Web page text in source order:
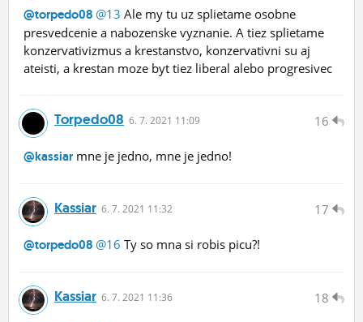
@torpedo08 @13 Ale my tu uz splietame osobne
presvedcenie a nabozenske vyznanie. A tiez splietame
konzervativizmus a krestanstvo, konzervativni su aj
ateisti, a krestan moze byt tiez liberal alebo progresivec
16
Torpedo08 6. 7. 2021 11:09
@kassiar mne je jedno, mne je jedno!
17
Kassiar 6. 7. 2021 11:32
@torpedo08 @16 Ty so mna si robis picu?!
18
Kassiar 6. 7. 2021 11:36